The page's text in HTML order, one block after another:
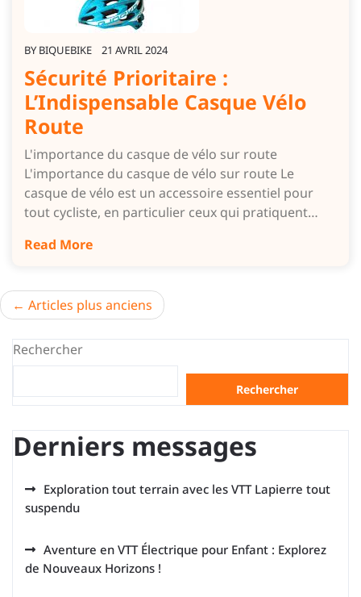
BY BIQUEBIKE 21 AVRIL 2024
Sécurité Prioritaire :
L’Indispensable Casque Vélo
Route
L'importance du casque de vélo sur route
L'importance du casque de vélo sur route Le
casque de vélo est un accessoire essentiel pour
tout cycliste, en particulier ceux qui pratiquent…
Read More
Navigation
des
articles
Articles plus anciens
Rechercher
Rechercher
Derniers messages
Exploration tout terrain avec les VTT Lapierre tout
suspendu
Aventure en VTT Électrique pour Enfant : Explorez
de Nouveaux Horizons !